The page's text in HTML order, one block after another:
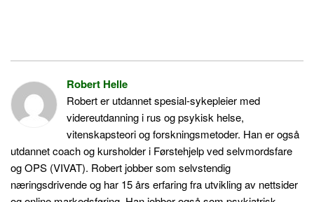
Robert Helle
Robert er utdannet spesial-sykepleier med
videreutdanning i rus og psykisk helse,
vitenskapsteori og forskningsmetoder. Han er også
utdannet coach og kursholder i Førstehjelp ved selvmordsfare
og OPS (VIVAT). Robert jobber som selvstendig
næringsdrivende og har 15 års erfaring fra utvikling av nettsider